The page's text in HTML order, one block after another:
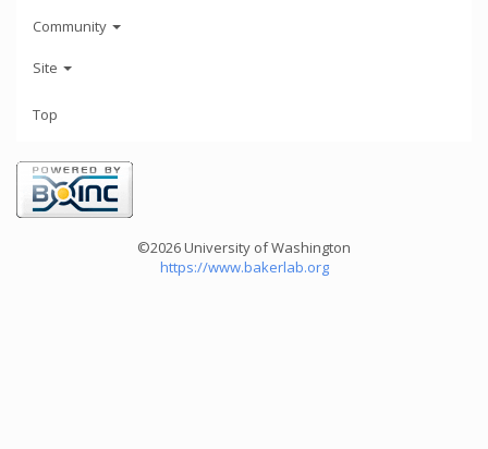
Community
Site
Top
©2026 University of Washington
https://www.bakerlab.org